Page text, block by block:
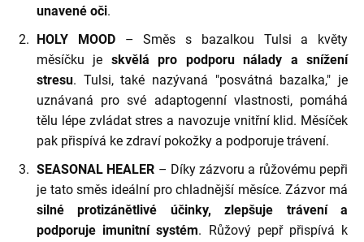
unavené oči.
HOLY MOOD– Směs s bazalkou Tulsi a květy
měsíčku je skvělá pro podporu nálady a snížení
stresu. Tulsi, také nazývaná "posvátná bazalka," je
uznávaná pro své adaptogenní vlastnosti, pomáhá
tělu lépe zvládat stres a navozuje vnitřní klid. Měsíček
pak přispívá ke zdraví pokožky a podporuje trávení.
SEASONAL HEALER – Díky zázvoru a růžovému pepři
je tato směs ideální pro chladnější měsíce. Zázvor má
silné protizánětlivé účinky, zlepšuje trávení a
podporuje imunitní systém. Růžový pepř přispívá k